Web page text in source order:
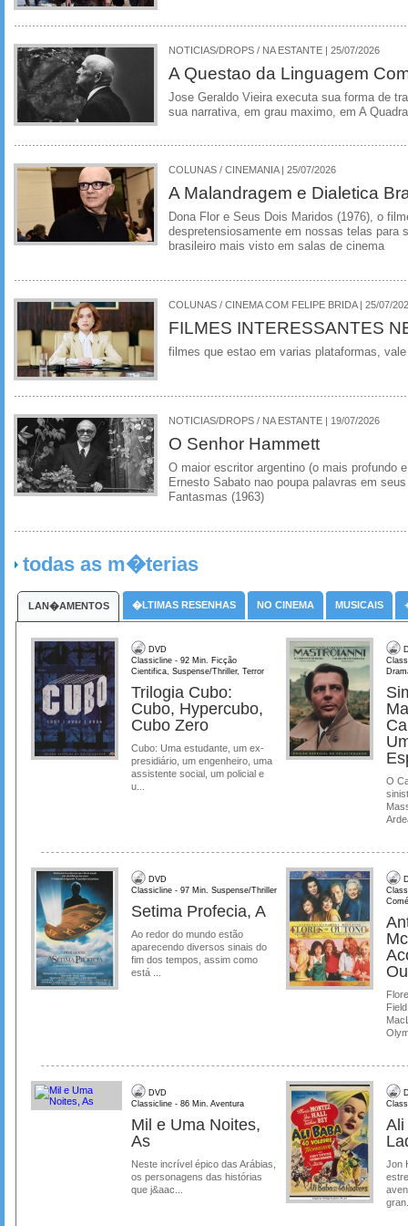
NOTICIAS/DROPS / NA ESTANTE | 25/07/2026
A Questao da Linguagem
Jose Geraldo Vieira executa sua forma de
sua narrativa, em grau maximo, em A
COLUNAS / CINEMANIA | 25/07/2026
A Malandragem e Dialetica
Dona Flor e Seus Dois Maridos (1976), o
despretensiosamente em nossas telas para
brasileiro mais visto em salas de cinema
COLUNAS / CINEMA COM FELIPE BRIDA | 25/07/
FILMES INTERESSANTES
filmes que estao em varias plataformas,
NOTICIAS/DROPS / NA ESTANTE | 19/07/2026
O Senhor Hammett
O maior escritor argentino (o mais profundo
Ernesto Sabato nao poupa palavras em
Fantasmas (1963)
todas as m�terias
LAN�AMENTOS �LTIMAS RESENHAS NO CINEMA MUSICAIS
DVD
Classicline - 92 Min. Ficção
Cientifica, Suspense/Thriller, Terror
Trilogia Cubo:
Cubo, Hypercubo,
Cubo Zero
Cubo: Uma estudante, um ex-
presidiário, um engenheiro, uma
assistente social, um policial e
u...
O
DVD
Classicline - 97 Min. Suspense/Thriller
Setima Profecia, A
Ao redor do mundo estão
aparecendo diversos sinais do
fim dos tempos, assim como
está ...
DVD
Classicline - 86 Min. Aventura
Mil e Uma Noites,
As
Neste incrível épico das Arábias,
os personagens das histórias
que j&aac...
Ali
Jon